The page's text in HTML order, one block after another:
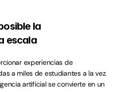
la
escala
experiencias de
a miles de estudiantes a la vez.
artificial se convierte en un